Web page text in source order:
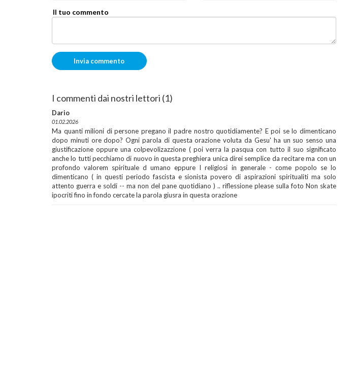
Il tuo commento
I commenti dai nostri lettori (1)
Dario
01.02.2026
Ma quanti milioni di persone pregano il padre nostro quotidiamente? E poi se lo dimenticano
dopo minuti ore dopo? Ogni parola di questa orazione voluta da Gesu' ha un suo senso una
giustificazione oppure una colpevolizazzione ( poi verra la pasqua con tutto il suo significato
anche lo tutti pecchiamo di nuovo in questa preghiera unica direi semplice da recitare ma con un
profondo valorem spirituale d umano eppure I religiosi in generale - come popolo se lo
dimenticano ( in questi periodo fascista e sionista povero di aspirazioni spiritualiti ma solo
attento guerra e soldi -- ma non del pane quotidiano ) .. riflessione please sulla foto Non skate
ipocriti fino in fondo cercate la parola giusra in questa orazione